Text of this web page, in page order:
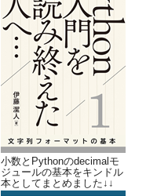
小数とPythonのdecimalモ
ジュールの基本をキンドル
本としてまとめました↓↓